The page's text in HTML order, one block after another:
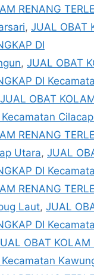
RENANG
, JUAL OBAT
DI
, JUAL OBAT
DI
JUAL OBAT
Kecamatan
RENANG
Utara, JUAL
DI
RENANG
Laut, JUAL
DI
OBAT KOLAM
Kecamatan